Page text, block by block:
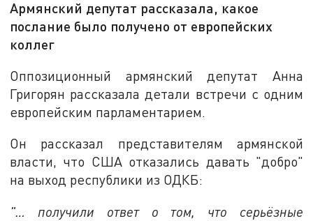
Армянский депутат рассказала, какое
послание было получено от европейских
коллег
Оппозиционный армянский депутат Анна
Григорян рассказала детали встречи с одним
европейским парламентарием.
Он рассказал представителям армянской
власти, что США отказались давать "добро"
на выход республики из ОДКБ:
"… получили ответ о том, что серьёзные